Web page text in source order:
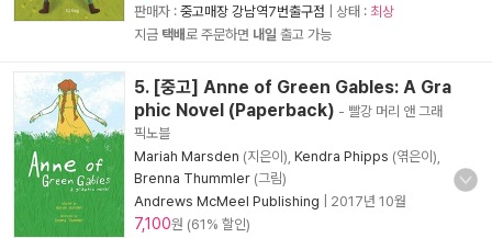
판매자 : 중고매장 강남역7번출구점 | 상태 : 최상
지금 택배로 주문하면 내일 출고 가능
5. [중고] Anne of Green Gables: A Gra
phic Novel (Paperback) - 빨강 머리 앤 그래
픽노블
Mariah Marsden (지은이), Kendra Phipps (엮은이),
Brenna Thummler (그림)
Andrews McMeel Publishing
2017년 10월
7,100원 (61% 할인)